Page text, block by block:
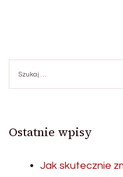
Ostatnie wpisy
Jak skutecznie